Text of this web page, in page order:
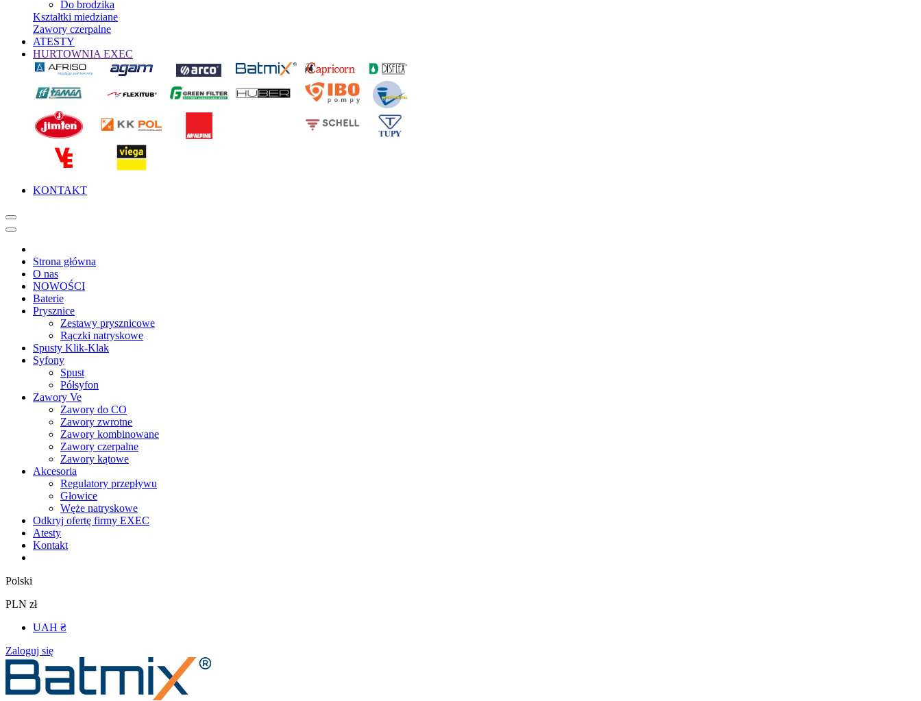
Do brodzika
Kształtki miedziane
Zawory czerpalne
ATESTY
HURTOWNIA EXEC
KONTAKT
Strona główna
O nas
NOWOŚCI
Baterie
Prysznice
Zestawy prysznicowe
Rączki natryskowe
Spusty Klik-Klak
Syfony
Spust
Półsyfon
Zawory Ve
Zawory do CO
Zawory zwrotne
Zawory kombinowane
Zawory czerpalne
Zawory kątowe
Akcesoria
Regulatory przepływu
Głowice
Węże natryskowe
Odkryj ofertę firmy EXEC
Atesty
Kontakt
Polski
PLN zł
UAH ₴
Zaloguj się